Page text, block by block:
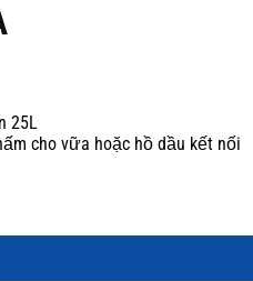
25L
cho vữa hoặc hồ dầu kết nối